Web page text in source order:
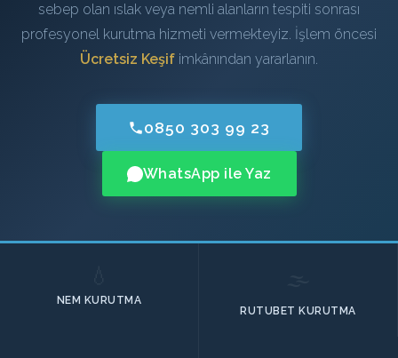
sebep olan ıslak veya nemli alanların tespiti sonrası
profesyonel kurutma hizmeti vermekteyiz. İşlem öncesi
Ücretsiz Keşif imkânından yararlanın.
0850 303 99 23
WhatsApp ile Yaz
NEM KURUTMA
RUTUBET KURUTMA